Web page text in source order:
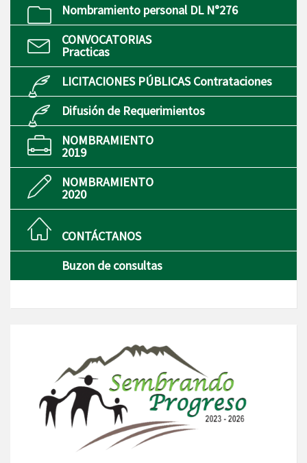
Nombramiento personal DL N°276
CONVOCATORIAS
Practicas
LICITACIONES PÚBLICAS Contrataciones
Difusión de Requerimientos
NOMBRAMIENTO
2019
NOMBRAMIENTO
2020
CONTÁCTANOS
Buzon de consultas